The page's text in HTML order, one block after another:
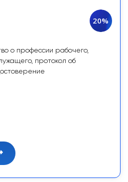
о профессии рабочего,
протокол об
20%